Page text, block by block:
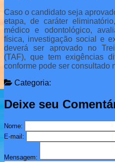
Caso o candidato seja
etapa, de caráter
médico e odontológico,
física, investigação social e
deverá ser aprovado no
(TAF), que tem exigências
conforme pode ser consultado
Categoria:
Deixe seu
Nome:
E-mail:
Mensagem: